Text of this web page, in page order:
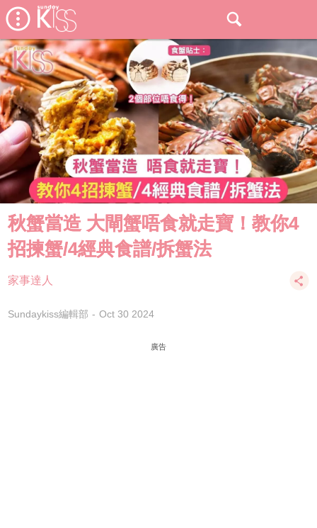
秋蟹當造 大閘蟹唔食就走寶！教你4
招揀蟹/4經典食譜/拆蟹法
家事達人
Sundaykiss編輯部 Oct 30 2024
廣告